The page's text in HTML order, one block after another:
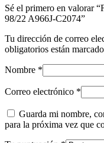
Sé el primero en valorar
98/22 A966J-C2074”
Tu dirección de correo
obligatorios están
Nombre *
Correo electrónico *
Guarda mi nombre,
para la próxima vez que